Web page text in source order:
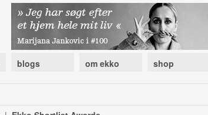
blogs om ekko shop